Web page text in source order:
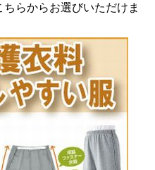
ちらからお選びいただけま